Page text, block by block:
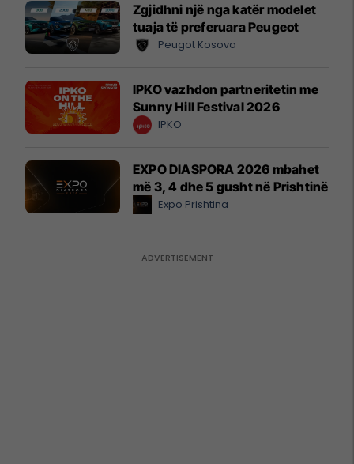
Zgjidhni një nga katër modelet
tuaja të preferuara Peugeot
Peugot Kosova
IPKO vazhdon partneritetin me
Sunny Hill Festival 2026
IPKO
EXPO DIASPORA 2026 mbahet
më 3, 4 dhe 5 gusht në Prishtinë
Expo Prishtina